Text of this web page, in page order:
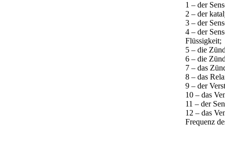
1 – der
2 – der
3 – der
4 – der
Flüssigkeit;
5 – die
6 – die
7 – das
8 – das
9 – der
10 – das
11 – der
12 – das
Frequenz